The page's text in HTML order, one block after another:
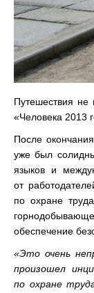
Путешествия не
«Человека 2013
После
уже был
языков и
от
по охране
обеспечение
«Это очень
произошел
по охране